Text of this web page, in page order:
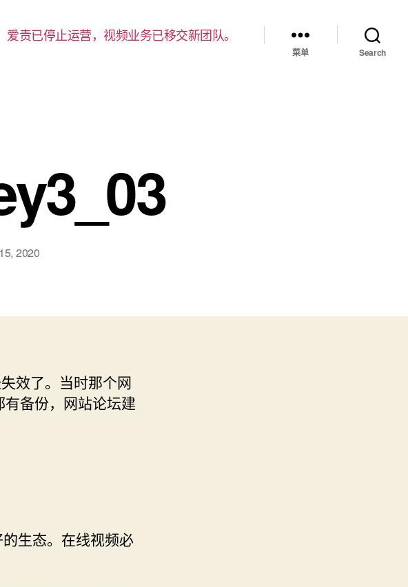
爱责已停止运营，视频业务已移交新团队。
菜单 Search
2020
效了。当时那个网
备份，网站论坛建
生态。在线视频必